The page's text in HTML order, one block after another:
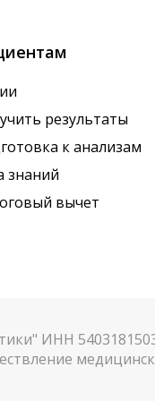
результаты
к анализам
знаний
вычет
ИНН